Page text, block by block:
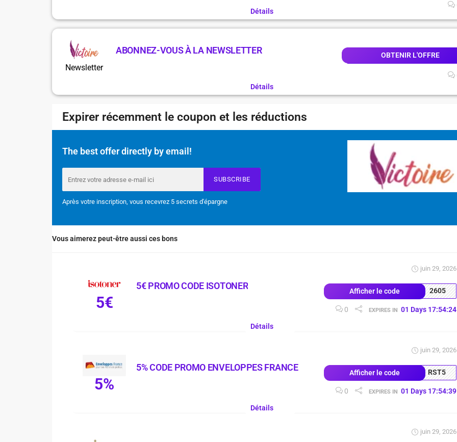
Détails
Newsletter
ABONNEZ-VOUS À LA NEWSLETTER OBTENIR L'OFFRE
Détails
Expirer récemment le coupon et les réductions
The best offer directly by email!
SUBSCRIBE
Après votre inscription, vous recevrez 5 secrets d'épargne
Vous aimerez peut-être aussi ces bons
5€
5€ PROMO CODE ISOTONER
juin 29, 2026
Afficher le code 2605
0 EXPIRES IN 01 Days 17:54:23
Détails
5%
5% CODE PROMO ENVELOPPES FRANCE
juin 29, 2026
Afficher le code RST5
0 EXPIRES IN 01 Days 17:54:38
Détails
juin 29, 2026